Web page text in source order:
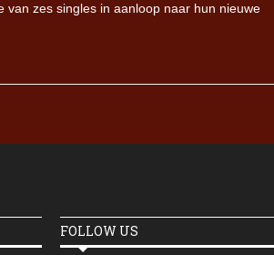
van zes singles in aanloop naar hun nieuwe
FOLLOW US